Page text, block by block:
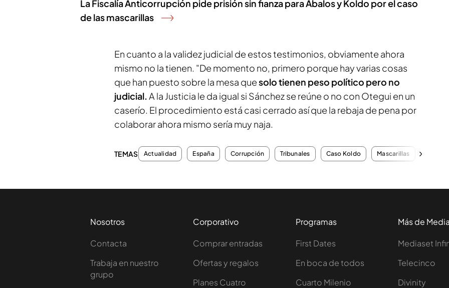
La Fiscalía Anticorrupción pide prisión sin fianza para Ábalos y Koldo por el caso
de las mascarillas
En cuanto a la validez judicial de estos testimonios, obviamente ahora
mismo no la tienen. "De momento no, primero porque hay varias cosas
que han puesto sobre la mesa quesolo tienen peso político pero no
judicial.A la Justicia le da igual si Sánchez se reúne o no con Otegui en un
caserío. El procedimiento está casi cerrado así que la rebaja de pena por
colaborar ahora mismo sería muy naja.
TEMAS Actualidad España Corrupción Tribunales Caso Koldo Mascarillas
Nosotros
Contacta
Trabaja en nuestro
grupo
Corporativo
Comprar entradas
Ofertas y regalos
Planes Cuatro
Programas
First Dates
En boca de todos
Cuarto Milenio
Más de
Mediaset
Telecinco
Divinity